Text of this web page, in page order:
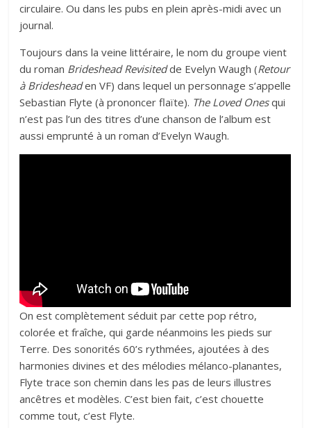
circulaire. Ou dans les pubs en plein après-midi avec un
journal.
Toujours dans la veine littéraire, le nom du groupe vient
du roman Brideshead Revisitedde Evelyn Waugh (Retour
à Bridesheaden VF) dans lequel un personnage s’appelle
Sebastian Flyte (à prononcer flaïte). The Loved Onesqui
n’est pas l’un des titres d’une chanson de l’album est
aussi emprunté à un roman d’Evelyn Waugh.
On est complètement séduit par cette pop rétro,
colorée et fraîche, qui garde néanmoins les pieds sur
Terre. Des sonorités 60’s rythmées, ajoutées à des
harmonies divines et des mélodies mélanco-planantes,
Flyte trace son chemin dans les pas de leurs illustres
ancêtres et modèles. C’est bien fait, c’est chouette
comme tout, c’est Flyte.